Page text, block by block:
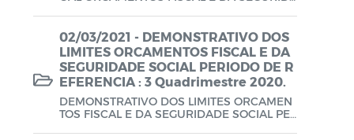
Leis
Leis Sobre o Coronavírus COVID-19
LOA
Movimentações Orçamentárias
02/03/2021 - DEMONSTRATIVO DOS
LIMITES ORCAMENTOS FISCAL E DA
SEGURIDADE SOCIAL PERIODO DE R
EFERENCIA : 3 Quadrimestre 2020.
DEMONSTRATIVO DOS LIMITES ORCAMEN
TOS FISCAL E DA SEGURIDADE SOCIAL PE